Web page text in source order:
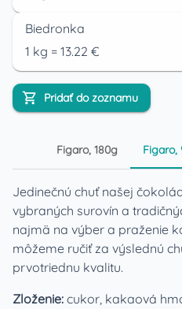
Biedronka
1 kg = 13.22 €
Pridať do zoznamu
Figaro, 180g Figaro,
Jedinečnú chuť našej
vybraných surovín a
najmä na výber a praženie
môžeme ručiť za výslednú
prvotriednu kvalitu.
Zloženie: cukor, kakaová